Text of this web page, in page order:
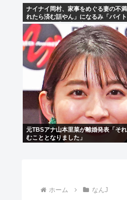
ナイナイ岡村、家事をめぐる妻の不
れたら済む話やん」になるみ「バイ
やで」説教受け黙り込む
元TBSアナ山本里菜が離婚発表「そ
むこととなりました」
ホーム なんJ